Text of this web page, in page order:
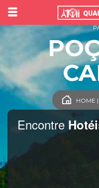
Encontre
HOME